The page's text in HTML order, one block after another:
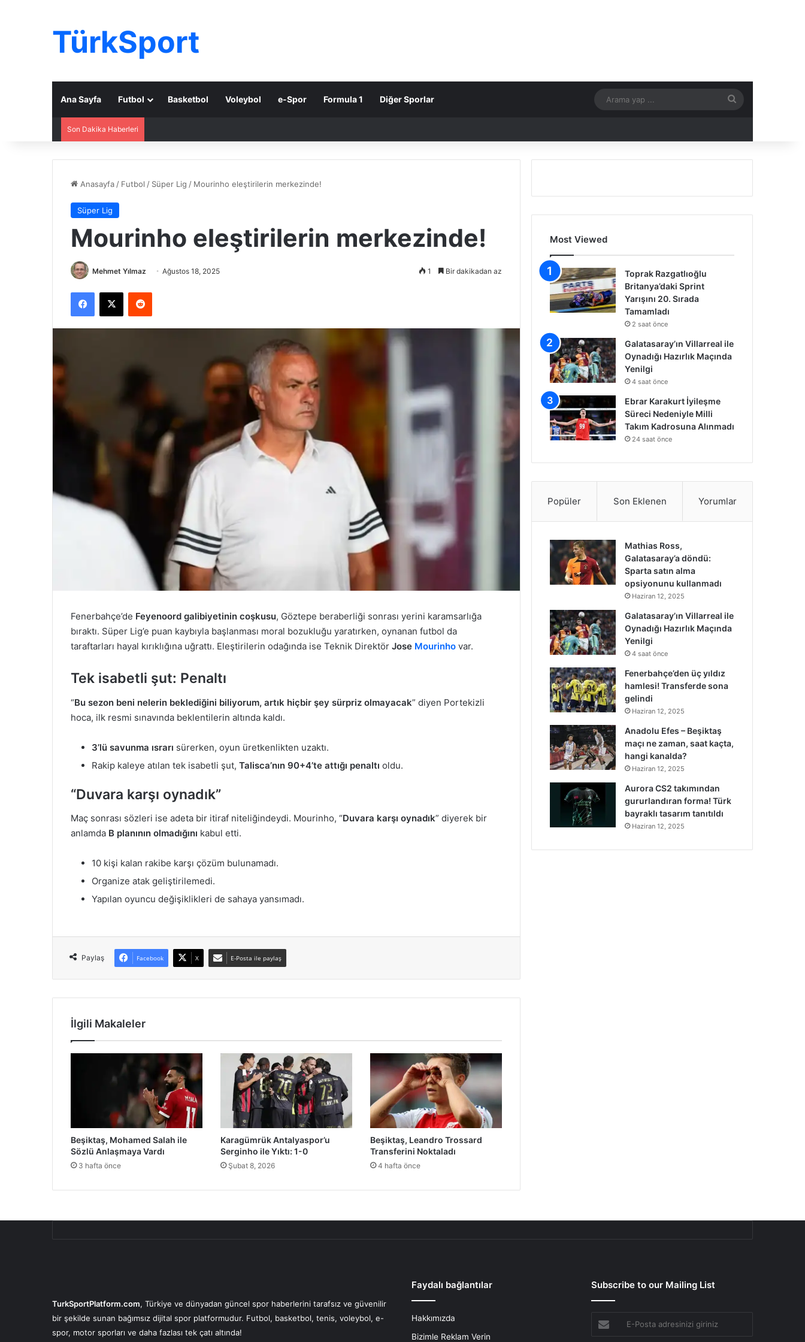
TürkSport
Ana Sayfa Futbol Basketbol Voleybol e-Spor Formula 1 Diğer Sporlar
...
Son Dakika Haberleri
Anasayfa / Futbol / Süper Lig / Mourinho eleştirilerin merkezinde!
Süper Lig
Mourinho eleştirilerin merkezinde!
Mehmet Yılmaz Ağustos 18, 2025 1 Bir dakikadan az
Facebook
X Reddit
Fenerbahçe’de Feyenoord galibiyetinin coşkusu, Göztepe beraberliği sonrası yerini karamsarlığa
bıraktı. Süper Lig’e puan kaybıyla başlanması moral bozukluğu yaratırken, oynanan futbol da
taraftarları hayal kırıklığına uğrattı. Eleştirilerin odağında ise Teknik Direktör Jose Mourinho var.
Tek isabetli şut: Penaltı
“Bu sezon beni nelerin beklediğini biliyorum, artık hiçbir şey sürpriz olmayacak” diyen Portekizli
hoca, ilk resmi sınavında beklentilerin altında kaldı.
3’lü savunma ısrarı sürerken, oyun üretkenlikten uzaktı.
Rakip kaleye atılan tek isabetli şut, Talisca’nın 90+4’te attığı penaltı oldu.
“Duvara karşı oynadık”
Maç sonrası sözleri ise adeta bir itiraf niteliğindeydi. Mourinho, “Duvara karşı oynadık” diyerek bir
anlamda B planının olmadığını kabul etti.
10 kişi kalan rakibe karşı çözüm bulunamadı.
Organize atak geliştirilemedi.
Yapılan oyuncu değişiklikleri de sahaya yansımadı.
Paylaş Facebook X E-Posta ile paylaş
İlgili Makaleler
Beşiktaş, Mohamed Salah ile
Sözlü Anlaşmaya Vardı
3 hafta önce
Karagümrük Antalyaspor’u
Serginho ile Yıktı: 1-0
Şubat 8, 2026
Beşiktaş, Leandro Trossard
Transferini Noktaladı
4 hafta önce
Most Viewed
Toprak Razgatlıoğlu
Britanya’daki Sprint
Yarışını 20. Sırada
Tamamladı
2 saat önce
Galatasaray’ın Villarreal ile
Oynadığı Hazırlık Maçında
Yenilgi
4 saat önce
Ebrar Karakurt İyileşme
Süreci Nedeniyle Milli
Takım Kadrosuna Alınmadı
24 saat önce
Popüler Son Eklenen Yorumlar
Mathias Ross,
Galatasaray’a döndü:
Sparta satın alma
opsiyonunu kullanmadı
Haziran 12, 2025
Galatasaray’ın Villarreal ile
Oynadığı Hazırlık Maçında
Yenilgi
4 saat önce
Fenerbahçe’den üç yıldız
hamlesi! Transferde sona
gelindi
Haziran 12, 2025
Anadolu Efes – Beşiktaş
maçı ne zaman, saat kaçta,
hangi kanalda?
Haziran 12, 2025
Aurora CS2 takımından
gururlandıran forma! Türk
bayraklı tasarım tanıtıldı
Haziran 12, 2025
TurkSportPlatform.com, Türkiye ve dünyadan güncel spor haberlerini tarafsız ve güvenilir
bir şekilde sunan bağımsız dijital spor platformudur. Futbol, basketbol, tenis, voleybol, e-
spor, motor sporları ve daha fazlası tek çatı altında!
Faydalı bağlantılar
Hakkımızda
Bizimle Reklam Verin
Subscribe to our Mailing List
Posta